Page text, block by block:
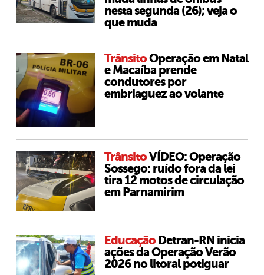
nesta segunda (26); veja o
que muda
TrânsitoOperação em Natal
e Macaíba prende
condutores por
embriaguez ao volante
TrânsitoVÍDEO: Operação
Sossego: ruído fora da lei
tira 12 motos de circulação
em Parnamirim
Educação Detran-RN inicia
ações da Operação Verão
2026 no litoral potiguar